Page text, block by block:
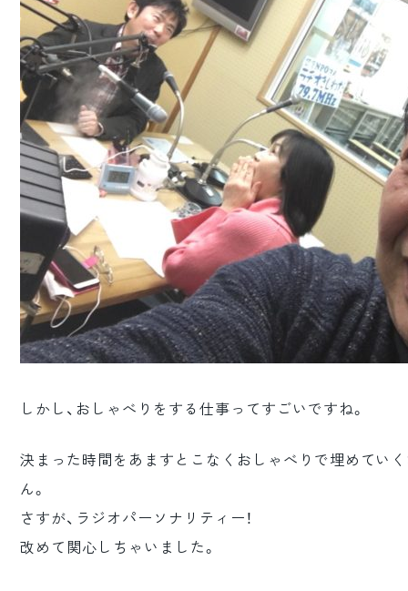
しかし、おしゃべりをする仕事ってすごいですね。
決まった時間をあますとこなくおしゃべりで埋めてい
ん。
さすが、ラジオパーソナリティー！
改めて関心しちゃいました。